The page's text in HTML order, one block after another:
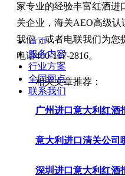
家专业的经验丰富红酒进
关企业，海关AEO高级
我们，或者电联我们为您
电话400-107-2816。
相关文章推荐：
广州进口意大利红酒
意大利进口清关公司
深圳进口意大利红酒
首页
服务内容
行业方案
全国网点
联系我们